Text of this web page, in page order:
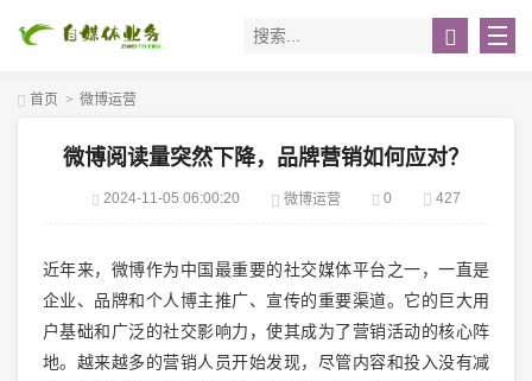
首页 > 微博运营
微博阅读量突然下降，品牌营销如何应对？
2024-11-05 06:00:20 微博运营 0 427
近年来，微博作为中国最重要的社交媒体平台之一，一直是
企业、品牌和个人博主推广、宣传的重要渠道。它的巨大用
户基础和广泛的社交影响力，使其成为了营销活动的核心阵
地。越来越多的营销人员开始发现，尽管内容和投入没有减